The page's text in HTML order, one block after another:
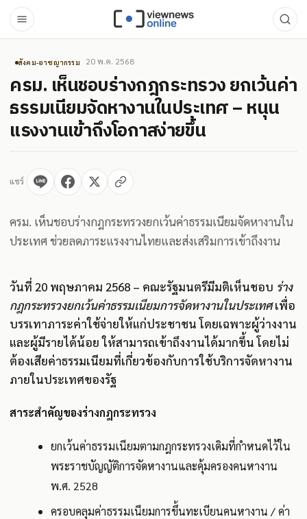
สังคม-อาชญากรรม 20 พ.ค. 2568
ครม. เห็นชอบร่างกฎกระทรวง ยกเว้นค่า
ธรรมเนียมจัดหางานในประเทศ – หนุน
แรงงานเข้าถึงโอกาสง่ายขึ้น
แชร์
ครม. เห็นชอบร่างกฎกระทรวงยกเว้นค่าธรรมเนียมจัดหางานใน
ประเทศ ช่วยลดภาระแรงงานไทยและส่งเสริมการเข้าถึงงาน
วันที่ 20 พฤษภาคม 2568 – คณะรัฐมนตรีมีมติเห็นชอบ ร่าง
กฎกระทรวงยกเว้นค่าธรรมเนียมการจัดหางานในประเทศเพื่อ
บรรเทาภาระค่าใช้จ่ายให้แก่ประชาชน โดยเฉพาะผู้ว่างงาน
และผู้มีรายได้น้อย ให้สามารถเข้าถึงงานได้มากขึ้น โดยไม่
ต้องเสียค่าธรรมเนียมที่เกี่ยวข้องกับการใช้บริการจัดหางาน
ภายในประเทศของรัฐ
สาระสำคัญของร่างกฎกระทรวง
ยกเว้นค่าธรรมเนียมตามกฎกระทรวงเดิมที่กำหนดไว้ใน
พระราชบัญญัติการจัดหางานและคุ้มครองคนหางาน
พ.ศ. 2528
ครอบคลุมค่าธรรมเนียมการขึ้นทะเบียนคนหางาน / ค่า